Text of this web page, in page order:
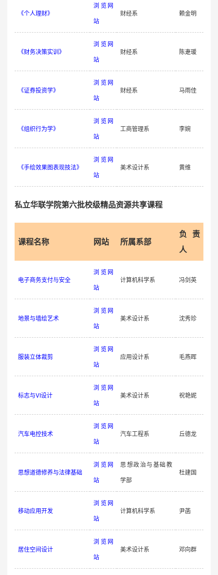
《个人理财》
浏览网
站
财经系 赖金明
《财务决策实训》
浏览网
站
财经系 陈疌瑗
《证券投资学》
浏览网
站
财经系 马雨佳
《组织行为学》
浏览网
站
工商管理系 李婉
《手绘效果图表现技法》
浏览网
站
美术设计系 黄维
私立华联学院第六批校级精品资源共享课程
课程名称 网站 所属系部
负责
人
电子商务支付与安全
浏览网
站
计算机科学系 冯剑英
地景与墙绘艺术
浏览网
站
美术设计系 沈秀珍
服装立体裁剪
浏览网
站
应用设计系 毛燕晖
标志与VI设计
浏览网
站
美术设计系 祝艳妮
汽车电控技术
浏览网
站
汽车工程系 丘德龙
思想道德修养与法律基础
浏览网
站
思想政治与基础教
学部
杜建国
移动应用开发
浏览网
站
计算机科学系 尹菡
居住空间设计
浏览网
站
美术设计系 邓向群